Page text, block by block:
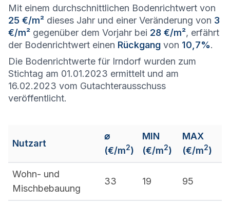
Mit einem durchschnittlichen Bodenrichtwert von
25 €/m² dieses Jahr und einer Veränderung von 3
€/m² gegenüber dem Vorjahr bei 28 €/m², erfährt
der Bodenrichtwert einen Rückgang von 10,7%.
Die Bodenrichtwerte für Irndorf wurden zum
Stichtag am 01.01.2023 ermittelt und am
16.02.2023 vom Gutachterausschuss
veröffentlicht.
Nutzart
⌀
(€/m2)
MIN
(€/m2)
MAX
(€/m2)
Wohn- und
Mischbebauung
33 19 95